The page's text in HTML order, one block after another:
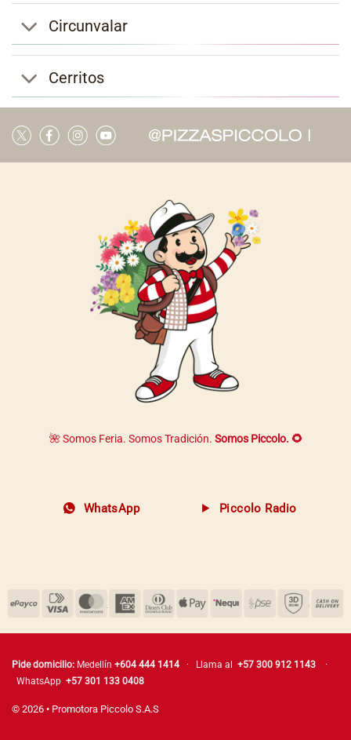
Circunvalar
Cerritos
🌺 Somos Feria. Somos Tradición. Somos Piccolo. 🌻
WhatsApp Piccolo Radio
Pide domicilio: Medellín +604 444 1414 · Llama al +57 300 912 1143
·
WhatsApp +57 301 133 0408
© 2026 • Promotora Piccolo S.A.S